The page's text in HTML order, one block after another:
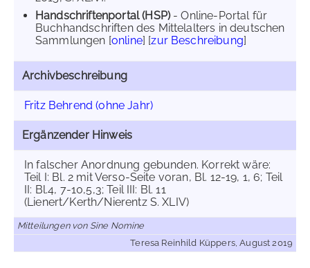
Handschriftenportal (HSP)- Online-Portal für
Buchhandschriften des Mittelalters in deutschen
Sammlungen [online] [zur Beschreibung]
Archivbeschreibung
Fritz Behrend (ohne Jahr)
Ergänzender Hinweis
In falscher Anordnung gebunden. Korrekt wäre:
Teil I: Bl. 2 mit Verso-Seite voran, Bl. 12-19, 1, 6; Teil
II: Bl.4, 7-10,5,3; Teil III: Bl. 11
(Lienert/Kerth/Nierentz S. XLIV)
Mitteilungen von Sine Nomine
Teresa Reinhild Küppers, August 2019